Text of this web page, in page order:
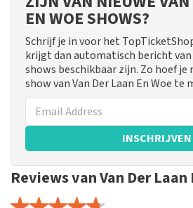
EN WOE SHOWS?
Schrijf je in voor het
krijgt dan automatisch bericht van
shows beschikbaar zijn. Zo hoef je
show van Van Der Laan En Woe te
INSCHRIJVEN
Reviews van Van Der Laan